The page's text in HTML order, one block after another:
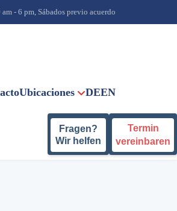
- 6 pm, Sábados previo acuerdo
Fragen?
Wir helfen
Termin
vereinbaren
Ubicaciones DEEN